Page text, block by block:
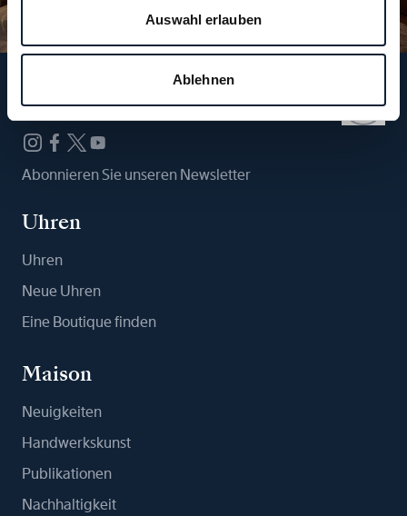
Auswahl erlauben
Ablehnen
Folgen Sie uns
Abonnieren Sie unseren Newsletter
Uhren
Uhren
Neue Uhren
Eine Boutique finden
Maison
Neuigkeiten
Handwerkskunst
Publikationen
Nachhaltigkeit